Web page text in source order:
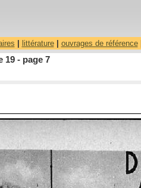
littérature| ouvrages de référence|
- page 7